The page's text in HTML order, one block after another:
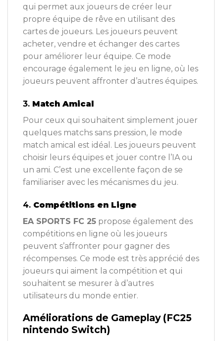
qui permet aux joueurs de créer leur
propre équipe de rêve en utilisant des
cartes de joueurs. Les joueurs peuvent
acheter, vendre et échanger des cartes
pour améliorer leur équipe. Ce mode
encourage également le jeu en ligne, où les
joueurs peuvent affronter d’autres équipes.
3. Match Amical
Pour ceux qui souhaitent simplement jouer
quelques matchs sans pression, le mode
match amical est idéal. Les joueurs peuvent
choisir leurs équipes et jouer contre l’IA ou
un ami. C’est une excellente façon de se
familiariser avec les mécanismes du jeu.
4. Compétitions en Ligne
EA SPORTS FC 25 propose également des
compétitions en ligne où les joueurs
peuvent s’affronter pour gagner des
récompenses. Ce mode est très apprécié des
joueurs qui aiment la compétition et qui
souhaitent se mesurer à d’autres
utilisateurs du monde entier.
Améliorations de Gameplay (FC25
nintendo Switch)